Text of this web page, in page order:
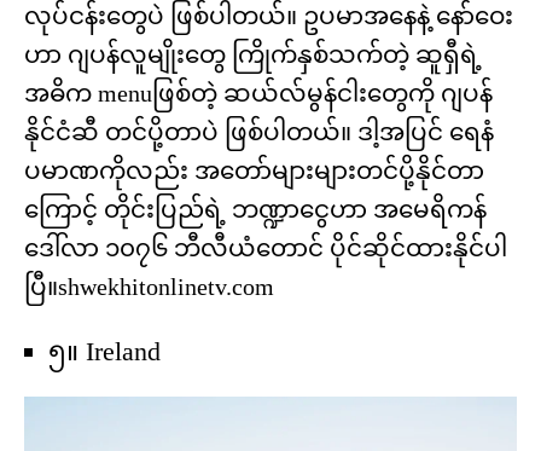
လုပ်ငန်းတွေပဲ ဖြစ်ပါတယ်။ ဥပမာအနေနဲ့ နော်ဝေး
ဟာ ဂျပန်လူမျိုးတွေ ကြိုက်နှစ်သက်တဲ့ ဆူရှီရဲ့
အဓိက menuဖြစ်တဲ့ ဆယ်လ်မွန်ငါးတွေကို ဂျပန်
နိုင်ငံဆီ တင်ပို့တာပဲ ဖြစ်ပါတယ်။ ဒါ့အပြင် ရေနံ
ပမာဏကိုလည်း အတော်များများတင်ပို့နိုင်တာ
ကြောင့် တိုင်းပြည်ရဲ့ ဘဏ္ဍာငွေဟာ အမေရိကန်
ဒေါ်လာ ၁၀၇၆ ဘီလီယံတောင် ပိုင်ဆိုင်ထားနိုင်ပါ
ပြီ။shwekhitonlinetv.com
၅။ Ireland